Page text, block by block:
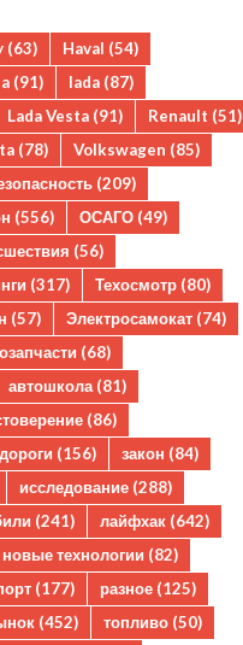
(63) Haval (54)
(91) lada (87)
Lada Vesta (91) Renault (51)
(78) Volkswagen (85)
(209)
(556) ОСАГО (49)
(56)
(317) Техосмотр (80)
(57) Электросамокат (74)
(68)
автошкола (81)
(86)
дороги (156) закон (84)
исследование (288)
(241) лайфхак (642)
новые технологии (82)
(177) разное (125)
(452) топливо (50)